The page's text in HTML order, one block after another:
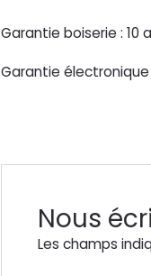
Garantie boiserie : 10
Garantie électronique
Nous
Les champs